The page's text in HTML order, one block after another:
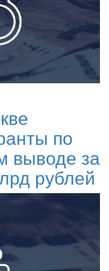
по
выводе за
рублей